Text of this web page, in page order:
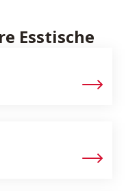
Esstische